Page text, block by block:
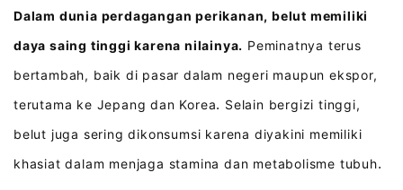
Dalam dunia perdagangan perikanan, belut memiliki
daya saing tinggi karena nilainya. Peminatnya terus
bertambah, baik di pasar dalam negeri maupun ekspor,
terutama ke Jepang dan Korea. Selain bergizi tinggi,
belut juga sering dikonsumsi karena diyakini memiliki
khasiat dalam menjaga stamina dan metabolisme tubuh.